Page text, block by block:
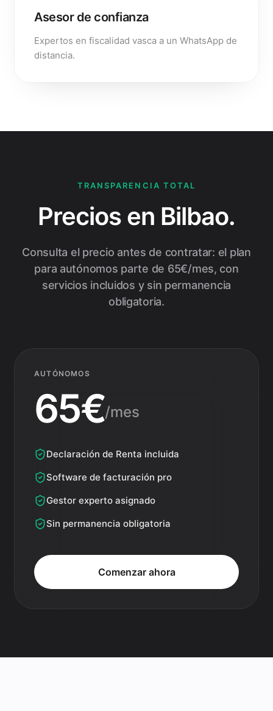
Asesor de confianza
Expertos en fiscalidad vasca a un WhatsApp de
distancia.
TRANSPARENCIA TOTAL
Precios en Bilbao.
Consulta el precio antes de contratar: el plan
para autónomos parte de 65€/mes, con
servicios incluidos y sin permanencia
obligatoria.
AUTÓNOMOS
65€/mes
Declaración de Renta incluida
Software de facturación pro
Gestor experto asignado
Sin permanencia obligatoria
Comenzar ahora